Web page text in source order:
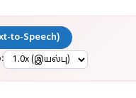
Speech)